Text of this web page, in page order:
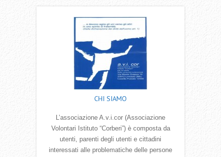
CHI SIAMO
L’associazione A.v.i.cor (Associazione
Volontari Istituto “Corberi”) è composta da
utenti, parenti degli utenti e cittadini
interessati alle problematiche delle persone